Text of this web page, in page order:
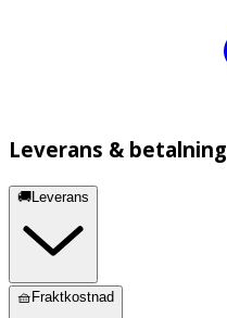
Leverans & betalning
🚚Leverans
🧺Fraktkostnad